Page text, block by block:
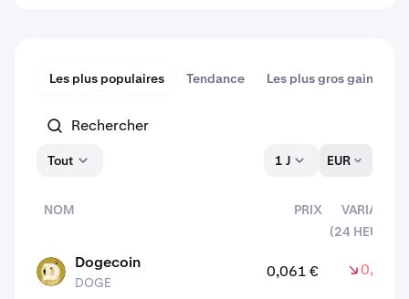
Les plus populaires Tendance Les plus gros gains
Tout 1 J EUR
NOM PRIX
VARIATION
(24 HEURES)
DOGE Dogecoin
DOGE
0,061 € 0,40 %